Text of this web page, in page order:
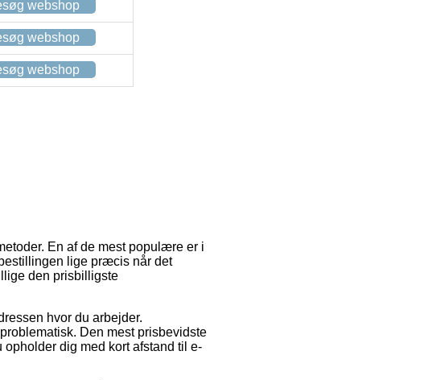
webshop
webshop
webshop
En af de mest populære er i
lige præcis når det
den prisbilligste
hvor du arbejder.
Den mest prisbevidste
dig med kort afstand til e-